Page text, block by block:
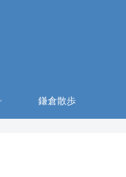
鎌倉散歩